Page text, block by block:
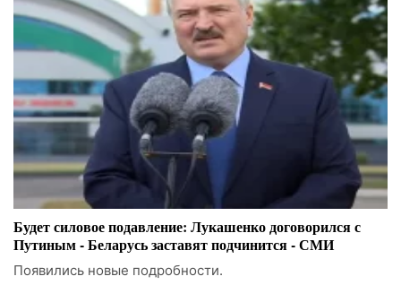
Будет силовое подавление: Лукашенко договорился с
Путиным - Беларусь заставят подчинится - СМИ
Появились новые подробности.